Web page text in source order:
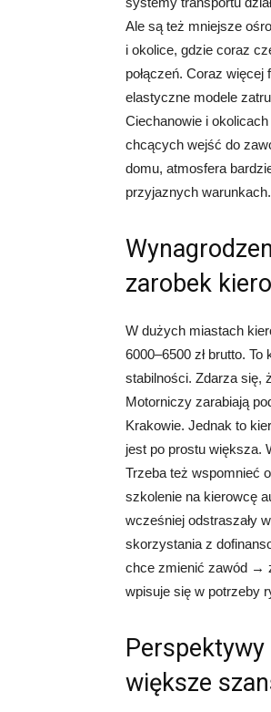
Ale są też mniejsze
i okolice, gdzie coraz
połączeń. Coraz
elastyczne modele
Ciechanowie i okolicach
chcących wejść do
domu, atmosfera
przyjaznych warunkach.
zarobek
W dużych miastach
6000–6500 zł brutto.
stabilności. Zdarza się,
Motorniczy zarabiają
Krakowie. Jednak to
jest po prostu większa.
Trzeba też wspomnieć
szkolenie na kierowcę
wcześniej odstraszały
skorzystania z
chce zmienić zawód →
wpisuje się w potrzeby
większe